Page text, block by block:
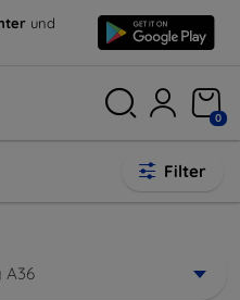
und
0
Filter
A36